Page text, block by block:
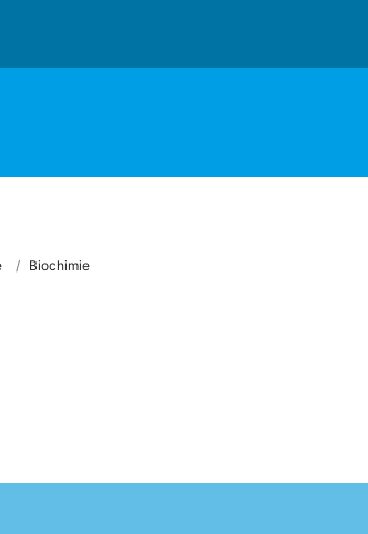
Biochimie
DES COURS